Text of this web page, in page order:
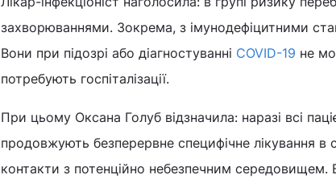
захворюваннями. Зокрема, з імунодефіцитними
Вони при підозрі або діагностуванні COVID-19 не
потребують госпіталізації.
При цьому Оксана Голуб відзначила: наразі всі
продовжують безперервне специфічне лікування
контакти з потенційно небезпечним середовищем.